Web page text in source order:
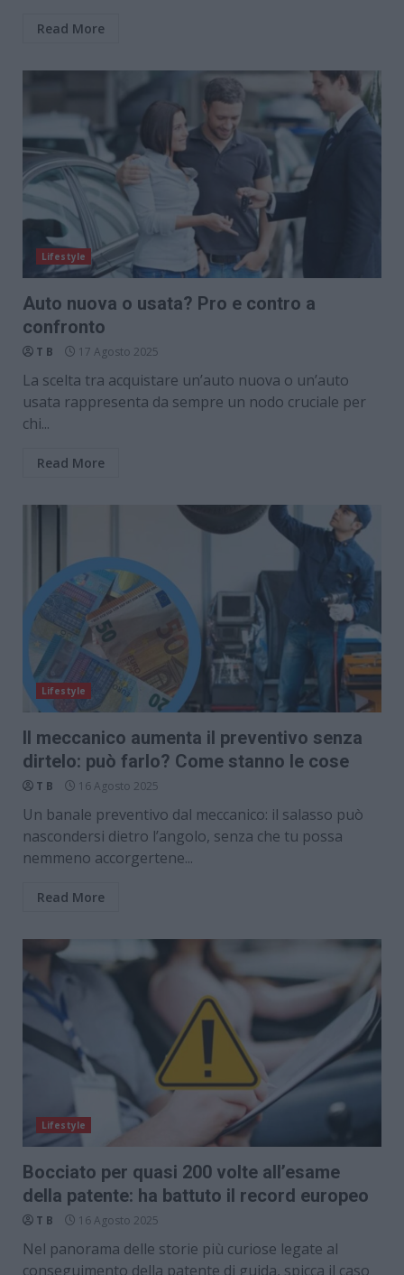
Read More
Lifestyle
Auto nuova o usata? Pro e contro a
confronto
T B 17 Agosto 2025
La scelta tra acquistare un’auto nuova o un’auto
usata rappresenta da sempre un nodo cruciale per
chi...
Read More
Lifestyle
Il meccanico aumenta il preventivo senza
dirtelo: può farlo? Come stanno le cose
T B 16 Agosto 2025
Un banale preventivo dal meccanico: il salasso può
nascondersi dietro l’angolo, senza che tu possa
nemmeno accorgertene...
Read More
Lifestyle
Bocciato per quasi 200 volte all’esame
della patente: ha battuto il record europeo
T B 16 Agosto 2025
Nel panorama delle storie più curiose legate al
conseguimento della patente di guida, spicca il caso